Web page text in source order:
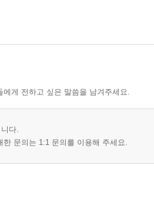
게 전하고 싶은 말씀을 남겨주세요.
다.
문의는 1:1 문의를 이용해 주세요.